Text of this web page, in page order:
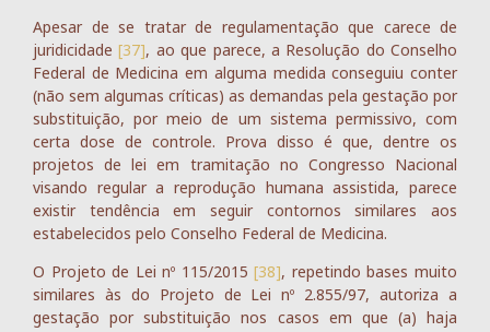
Apesar de se tratar de regulamentação que carece de
juridicidade[37], ao que parece, a Resolução do Conselho
Federal de Medicina em alguma medida conseguiu conter
(não sem algumas críticas) as demandas pela gestação por
substituição, por meio de um sistema permissivo, com
certa dose de controle. Prova disso é que, dentre os
projetos de lei em tramitação no Congresso Nacional
visando regular a reprodução humana assistida, parece
existir tendência em seguir contornos similares aos
estabelecidos pelo Conselho Federal de Medicina.
O Projeto de Lei nº 115/2015[38], repetindo bases muito
similares às do Projeto de Lei nº 2.855/97, autoriza a
gestação por substituição nos casos em que (a) haja